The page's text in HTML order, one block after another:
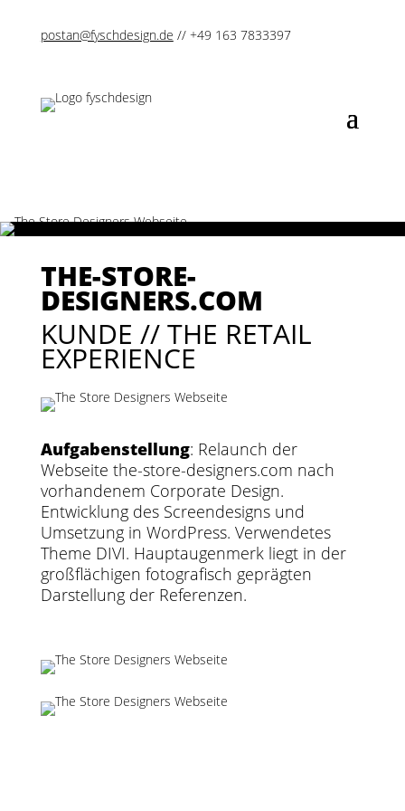
postan@fyschdesign.de // +49 163 7833397
THE-STORE-
DESIGNERS.COM
KUNDE // THE RETAIL
EXPERIENCE
Aufgabenstellung: Relaunch der
Webseite the-store-designers.com nach
vorhandenem Corporate Design.
Entwicklung des Screendesigns und
Umsetzung in WordPress. Verwendetes
Theme DIVI. Hauptaugenmerk liegt in der
großflächigen fotografisch geprägten
Darstellung der Referenzen.